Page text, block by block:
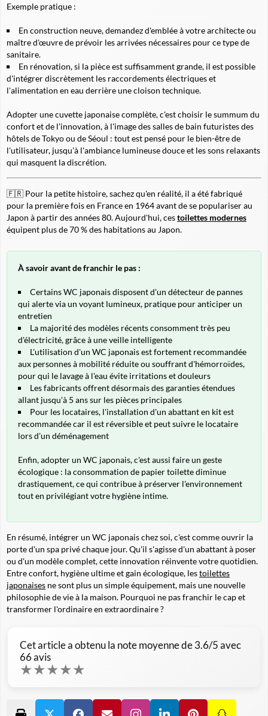
Exemple pratique :
En construction neuve, demandez d'emblée à votre architecte ou
maître d'œuvre de prévoir les arrivées nécessaires pour ce type de
sanitaire.
En rénovation, si la pièce est suffisamment grande, il est possible
d'intégrer discrètement les raccordements électriques et
l'alimentation en eau derrière une cloison technique.
Adopter une cuvette japonaise complète, c'est choisir le summum du
confort et de l'innovation, à l'image des salles de bain futuristes des
hôtels de Tokyo ou de Séoul : tout est pensé pour le bien-être de
l'utilisateur, jusqu'à l'ambiance lumineuse douce et les sons relaxants
qui masquent la discrétion.
🇫🇷 Pour la petite histoire, sachez qu'en réalité, il a été fabriqué
pour la première fois en France en 1964 avant de se populariser au
Japon à partir des années 80. Aujourd'hui, cestoilettes modernes
équipent plus de 70 % des habitations au Japon.
À savoir avant de franchir le pas :
Certains WC japonais disposent d'un détecteur de pannes
qui alerte via un voyant lumineux, pratique pour anticiper un
entretien
La majorité des modèles récents consomment très peu
d'électricité, grâce à une veille intelligente
L'utilisation d'un WC japonais est fortement recommandée
aux personnes à mobilité réduite ou souffrant d'hémorroïdes,
pour qui le lavage à l'eau évite irritations et douleurs
Les fabricants offrent désormais des garanties étendues
allant jusqu'à 5 ans sur les pièces principales
Pour les locataires, l'installation d'un abattant en kit est
recommandée car il est réversible et peut suivre le locataire
lors d'un déménagement
Enfin, adopter un WC japonais, c'est aussi faire un geste
écologique : la consommation de papier toilette diminue
drastiquement, ce qui contribue à préserver l'environnement
tout en privilégiant votre hygiène intime.
En résumé, intégrer un WC japonais chez soi, c'est comme ouvrir la
porte d'un spa privé chaque jour. Qu'il s'agisse d'un abattant à poser
ou d'un modèle complet, cette innovation réinvente votre quotidien.
Entre confort, hygiène ultime et gain écologique, lestoilettes
japonaises ne sont plus un simple équipement, mais une nouvelle
philosophie de vie à la maison. Pourquoi ne pas franchir le cap et
transformer l'ordinaire en extraordinaire ?
Cet article a obtenu la note moyenne de3.6/5 avec
66avis
★★★★★